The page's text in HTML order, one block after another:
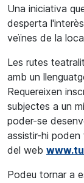
Una iniciativa
desperta
veïnes de la
Les rutes
amb un
Requereixen
subjectes a un
poder-se
assistir-hi
del web
Podeu tornar a